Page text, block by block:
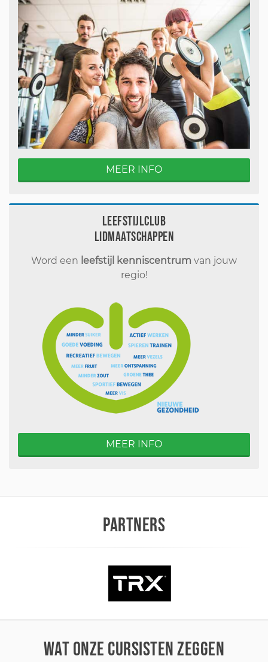
MEER INFO
Leefstijlclub
Lidmaatschappen
Word een leefstijl kenniscentrum van jouw
regio!
MEER INFO
PARTNERS
WAT ONZE CURSISTEN ZEGGEN